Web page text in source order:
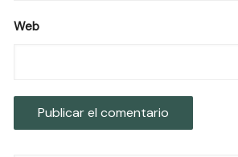
Web